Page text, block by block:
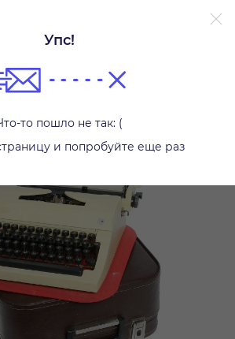
Упс!
то пошло не так: (
и попробуйте еще раз